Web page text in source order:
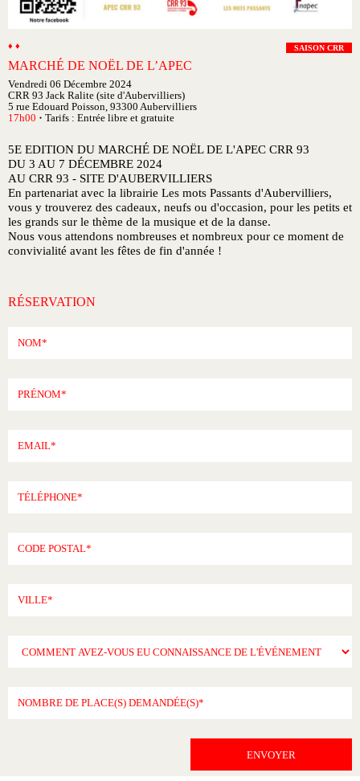
SAISON CRR
♦ ♦
MARCHÉ DE NOËL DE L’APEC
Vendredi 06 Décembre 2024
CRR 93 Jack Ralite (site d'Aubervilliers)
5 rue Edouard Poisson, 93300 Aubervilliers
17h00
● Tarifs : Entrée libre et gratuite
5E EDITION DU MARCHÉ DE NOËL DE L'APEC CRR 93
DU 3 AU 7 DÉCEMBRE 2024
AU CRR 93 - SITE D'AUBERVILLIERS
En partenariat avec la librairie Les mots Passants d'Aubervilliers,
vous y trouverez des cadeaux, neufs ou d'occasion, pour les petits et
les grands sur le thème de la musique et de la danse.
Nous vous attendons nombreuses et nombreux pour ce moment de
convivialité avant les fêtes de fin d'année !
RÉSERVATION